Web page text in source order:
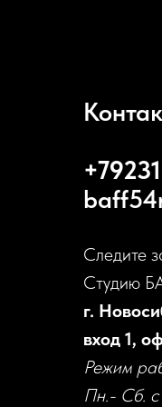
Следите
Студию
г.
вход 1,
Режим
Пн.- Сб.